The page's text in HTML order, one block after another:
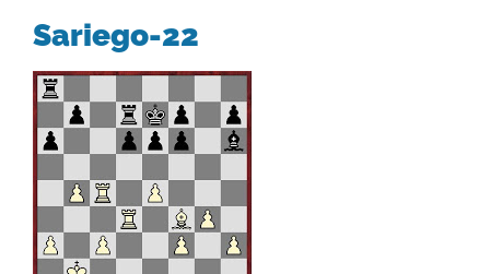
Sariego-22